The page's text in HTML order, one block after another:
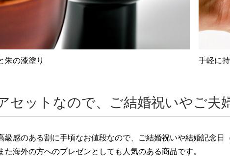
朱の漆塗り 手軽に
セットなので、ご結婚祝いやご夫
級感のある割に手頃なお値段なので、ご結婚祝いや結婚記念
た海外の方へのプレゼンとしても人気のある商品です。